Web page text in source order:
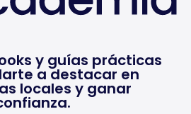
y guías prácticas
a destacar en
locales y ganar